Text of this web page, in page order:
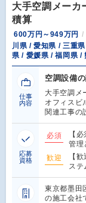
大手空調メー
積算
600万円～949万円
川県 / 愛知県 / 三重
県 / 愛媛県 / 福岡県 /
仕事
内容
空調設備
大手空調
オフィスビ
関連工事の
応募
資格
必須
【
管理
歓迎
【
ス
東京都墨田
の施工会社